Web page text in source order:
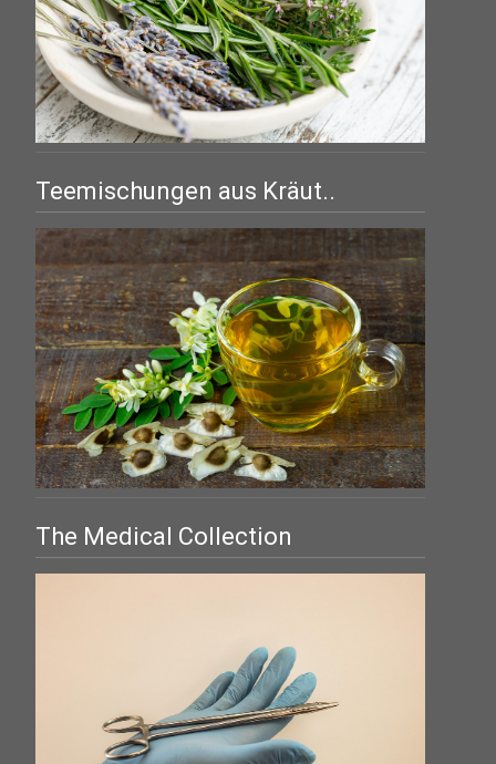
Teemischungen aus Kräut..
The Medical Collection